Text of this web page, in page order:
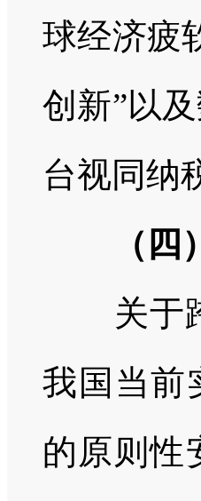
球经济疲
创新”以
台视同纳
（
关于跨
我国当前
的原则性